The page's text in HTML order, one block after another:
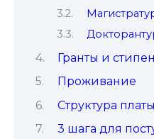
Гранты и
Проживание
Структура платы
3 шага для